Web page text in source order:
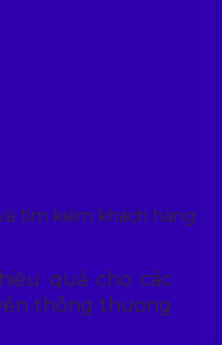
tìm kiếm khách hàng
quả cho các
thông thương